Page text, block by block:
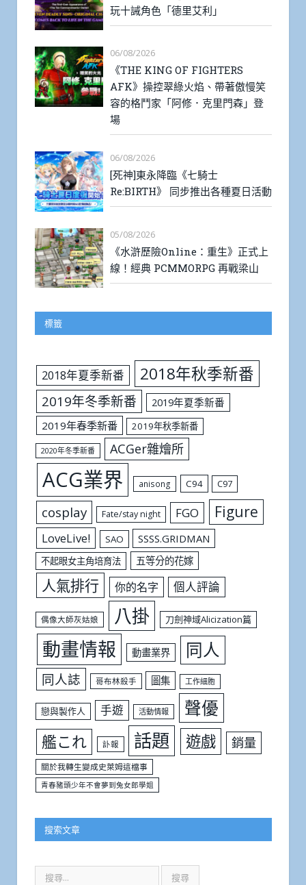
玩十誡角色「德里艾利」
06/08/2026
《THE KING OF FIGHTERS
AFK》操控翠綠火焰、帶著傲慢笑
容的格鬥家「阿修．克里門森」登
場
06/08/2026
[死神]東永降臨《七騎士
Re:BIRTH》 同步推出各種夏日活動
05/08/2026
《水滸歷險Online：重生》正式上
線！經典 PCMMORPG 再戰梁山
標籤
2018年夏季新番 2018年秋季新番
2019年冬季新番
2019年夏季新番
2019年春季新番
2019年秋季新番
2020年冬季新番 ACGer雜燴所
ACG業界 anisong C94 C97
cosplay Fate/stay night FGO Figure
LoveLive! SAO SSSS.GRIDMAN
不起眼女主角培育法 五等分的花嫁
人氣排行 你的名字 個人評論
偶像大師灰姑娘 八掛 刀劍神域Alicization篇
動畫情報 動畫業界 同人
同人誌 哥布林殺手 圖集 工作細胞
戀與製作人 手遊 活動情報 聲優
艦これ 訃報 話題 遊戲 銷量
關於我轉生變成史萊姆這檔事
青春豬頭少年不會夢到兔女郎學姐
搜索文章